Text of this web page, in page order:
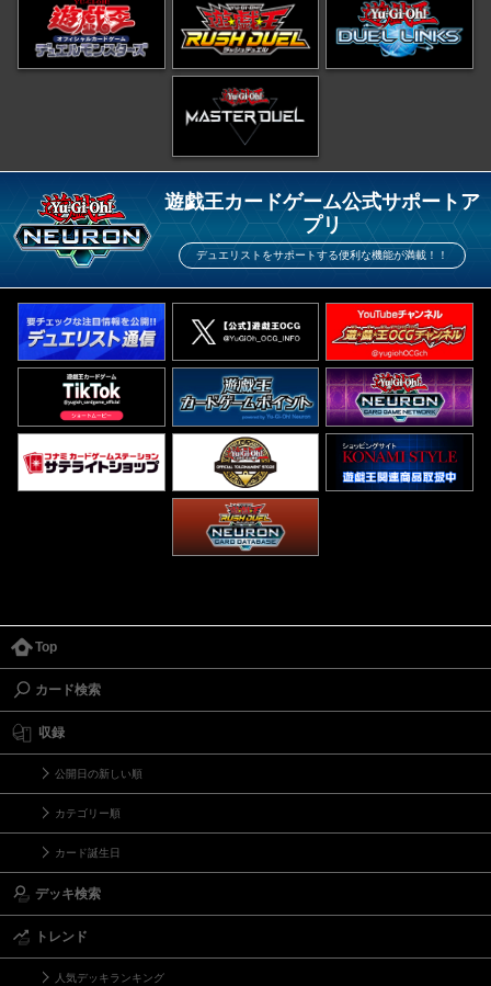
遊戯王カードゲーム公式サポートア
プリ
デュエリストをサポートする便利な機能が満載！！
Top
カード検索
収録
公開日の新しい順
カテゴリー順
カード誕生日
デッキ検索
トレンド
人気デッキランキング